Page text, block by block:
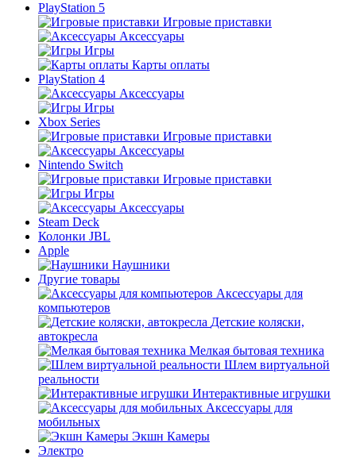
PlayStation 5
Игровые приставки
Аксессуары
Игры
Карты оплаты
PlayStation 4
Аксессуары
Игры
Xbox Series
Игровые приставки
Аксессуары
Nintendo Switch
Игровые приставки
Игры
Аксессуары
Steam Deck
Колонки JBL
Apple
Наушники
Другие товары
Аксессуары для
компьютеров
Детские коляски,
автокресла
Мелкая бытовая техника
Шлем виртуальной
реальности
Интерактивные игрушки
Аксессуары для
мобильных
Экшн Камеры
Электро